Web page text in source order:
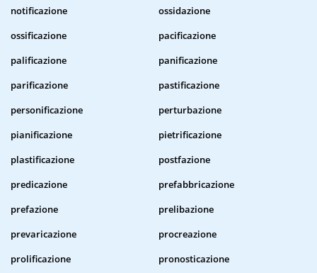
notificazione
ossidazione
ossificazione
pacificazione
palificazione
panificazione
parificazione
pastificazione
personificazione
perturbazione
pianificazione
pietrificazione
plastificazione
postfazione
predicazione
prefabbricazione
prefazione
prelibazione
prevaricazione
procreazione
prolificazione
pronosticazione